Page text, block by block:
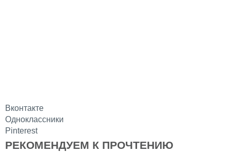
Вконтакте
Одноклассники
Pinterest
РЕКОМЕНДУЕМ К ПРОЧТЕНИЮ